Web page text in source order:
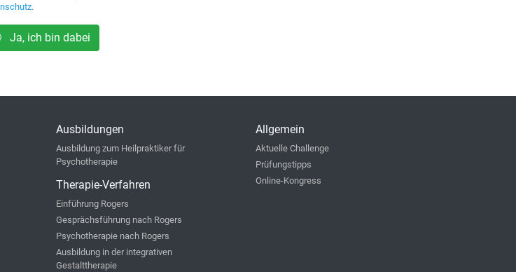
.
Ja, ich bin dabei
Ausbildungen
Ausbildung zum Heilpraktiker für
Psychotherapie
Therapie-Verfahren
Einführung Rogers
Gesprächsführung nach Rogers
Psychotherapie nach Rogers
Ausbildung in der integrativen
Gestalttherapie
Allgemein
Aktuelle Challenge
Prüfungstipps
Online-Kongress